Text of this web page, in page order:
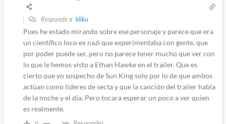
Responde a kliku
Pues he estado mirando sobre ese personaje y parece que era
un científico loco ex nazi que experimentaba con gente, que
por poder puede ser, pero no parece tener mucho que ver con
lo que le hemos visto a Ethan Hawke en el trailer. Que es
cierto que yo sospecho de Sun King solo por lo de que ambos
actúan como lideres de secta y que la canción del trailer habla
de la noche y el día. Pero tocara esperar un poco a ver quien
es realmente.